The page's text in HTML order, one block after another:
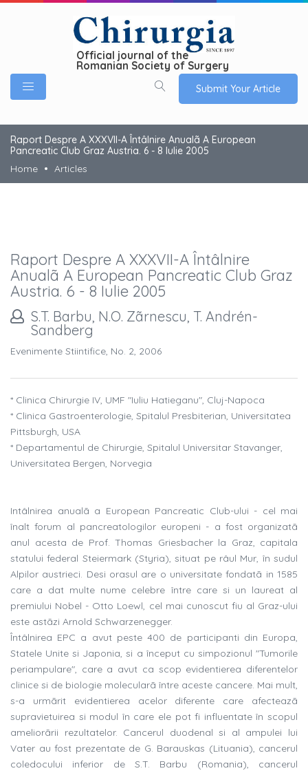
Official journal of the
Romanian Society of Surgery
Submit Your Article
Raport Despre A XXXVII-A Întâlnire Anualã A European
Pancreatic Club Graz Austria. 6 - 8 Iulie 2005
Home
Articles
Raport Despre A XXXVII-A Întâlnire
Anualã A European Pancreatic Club Graz
Austria. 6 - 8 Iulie 2005
S.T. Barbu, N.O. Zãrnescu, T. Andrén-
Sandberg
Evenimente Stiintifice, No. 2, 2006
* Clinica Chirurgie IV, UMF "Iuliu Hatieganu", Cluj-Napoca
* Clinica Gastroenterologie, Spitalul Presbiterian, Universitatea
Pittsburgh, USA
* Departamentul de Chirurgie, Spitalul Universitar Stavanger,
Universitatea Bergen, Norvegia
Intâlnirea anualã a European Pancreatic Club-ului - cel mai
înalt forum al pancreatologilor europeni - a fost organizatã
anul acesta de Prof. Thomas Griesbacher la Graz, capitala
statului federal Steiermark (Styria), situat pe râul Mur, în sudul
Alpilor austrieci. Desi orasul are o universitate fondatã in 1585
care a dat multe nume celebre între care si un laureat al
premiului Nobel - Otto Loewl, cel mai cunoscut fiu al Graz-ului
este astãzi Arnold Schwarzenegger.
Întâlnirea EPC a avut peste 400 de participanti din Europa,
Statele Unite si Japonia, si a început cu simpozionul "Tumorile
periampulare", care a avut ca scop evidentierea diferentelor
clinice si de biologie molecularã între aceste cancere. Mai mult,
s-a urmãrit evidentierea acelor diferente care afecteazã
supravietuirea si modul în care ele pot fi influentate în scopul
ameliorãrii rezultatelor. Cancerul duodenal si al ampulei lui
Vater au fost prezentate de G. Barauskas (Lituania), cancerul
coledocului inferior de S.T. Barbu (Romania), cancerul